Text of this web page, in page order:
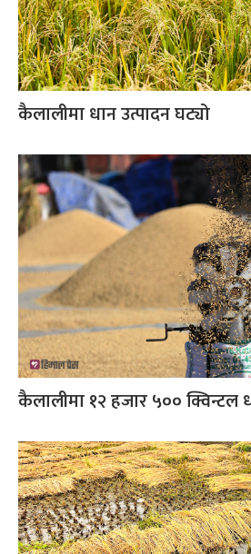
कैलालीमा धान उत्पादन घट्यो
कैलालीमा १२ हजार ५०० क्विन्टल